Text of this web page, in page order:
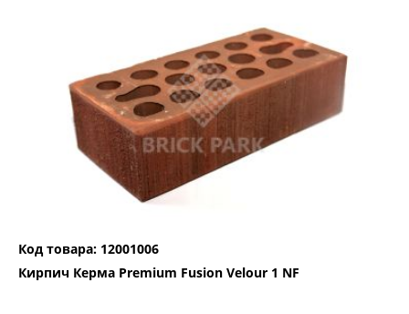
Код товара: 12001006
Кирпич Керма Premium Fusion Velour 1 NF